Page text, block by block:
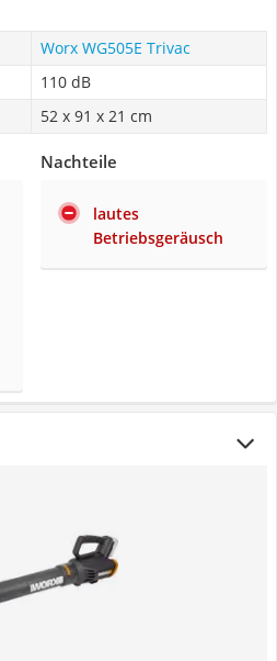
Worx WG505E Trivac
110 dB
52 x 91 x 21 cm
Nachteile
lautes
Betriebsgeräusch